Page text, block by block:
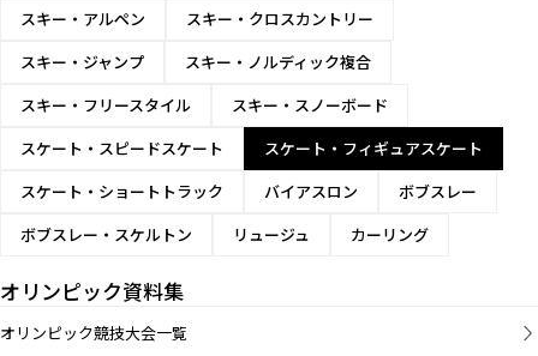
スキー・アルペン
スキー・クロスカントリー
スキー・ジャンプ
スキー・ノルディック複合
スキー・フリースタイル
スキー・スノーボード
スケート・スピードスケート
スケート・フィギュアスケート
スケート・ショートトラック
バイアスロン
ボブスレー
ボブスレー・スケルトン
リュージュ カーリング
オリンピック資料集
オリンピック競技大会一覧